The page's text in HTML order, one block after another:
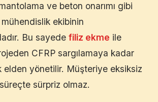
ve beton onarımı gibi
ekibinin
Bu sayede filiz ekme ile
CFRP sargılamaya kadar
elden yönetilir. Müşteriye eksiksiz
sürpriz olmaz.